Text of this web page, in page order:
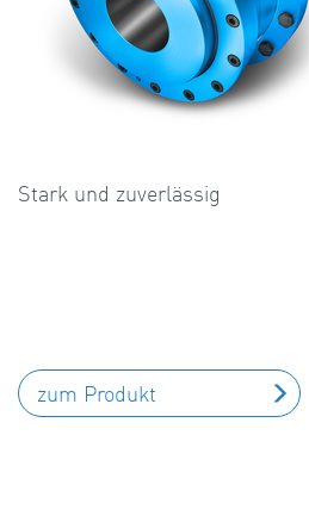
Stark und zuverlässig
zum Produkt